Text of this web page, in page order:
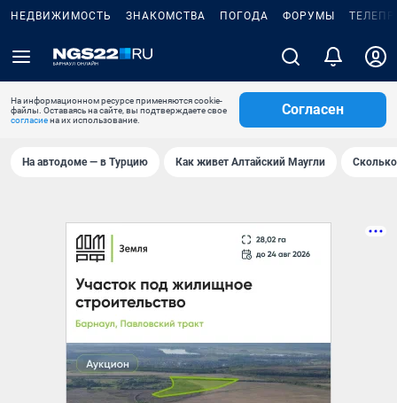
НЕДВИЖИМОСТЬ ЗНАКОМСТВА ПОГОДА ФОРУМЫ
На информационном ресурсе применяются cookie-
файлы. Оставаясь на сайте, вы подтверждаете свое
согласиена их использование.
Согласен
На автодоме — в Турцию Как живет Алтайский Маугли